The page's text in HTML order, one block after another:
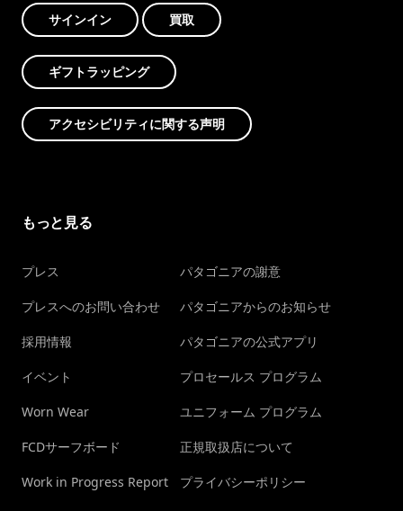
サインイン 買取
ギフトラッピング
アクセシビリティに関する声明
もっと見る
プレス
プレスへのお問い合わせ
採用情報
イベント
Worn Wear
FCDサーフボード
Work in Progress Report
パタゴニアの謝意
パタゴニアからのお知らせ
パタゴニアの公式アプリ
プロセールス プログラム
ユニフォーム プログラム
正規取扱店について
プライバシーポリシー